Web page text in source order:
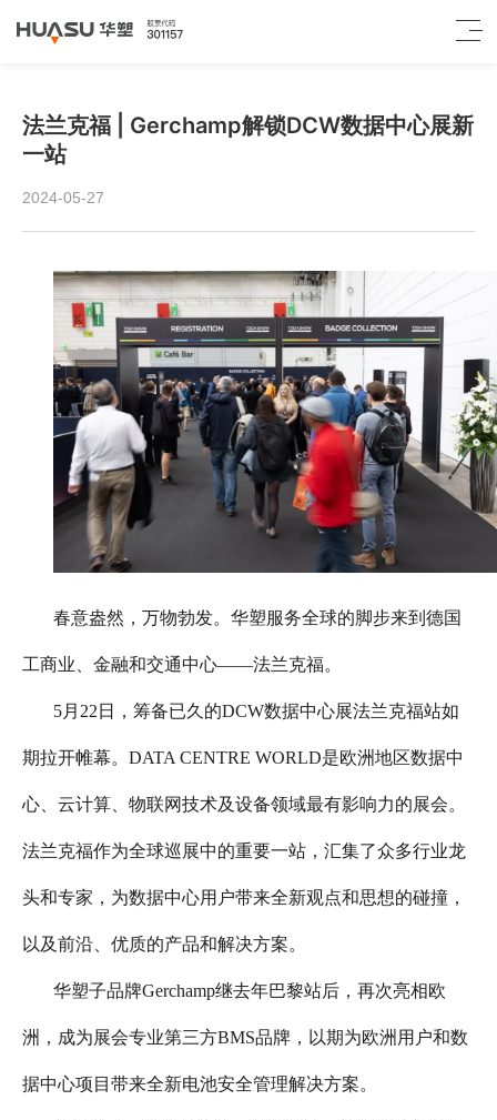
法兰克福 | Gerchamp解锁DCW数据中心展新
一站
2024-05-27
春意盎然，万物勃发。华塑服务全球的脚步来到德国
工商业、金融和交通中心——法兰克福。
5月22日，筹备已久的DCW数据中心展法兰克福站如
期拉开帷幕。DATA CENTRE WORLD是欧洲地区数据中
心、云计算、物联网技术及设备领域最有影响力的展会。
法兰克福作为全球巡展中的重要一站，汇集了众多行业龙
头和专家，为数据中心用户带来全新观点和思想的碰撞，
以及前沿、优质的产品和解决方案。
华塑子品牌Gerchamp继去年巴黎站后，再次亮相欧
洲，成为展会专业第三方BMS品牌，以期为欧洲用户和数
据中心项目带来全新电池安全管理解决方案。